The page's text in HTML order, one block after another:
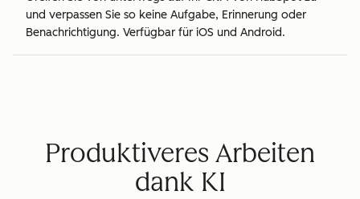
und verpassen Sie so keine Aufgabe, Erinnerung oder
Benachrichtigung. Verfügbar für iOS und Android.
Produktiveres Arbeiten
dank KI